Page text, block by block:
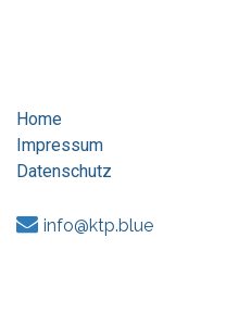
Home
Impressum
Datenschutz
info@ktp.blue